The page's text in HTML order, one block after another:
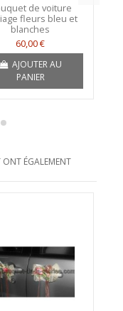
de voiture
fleurs bleu et
blanches
60,00 €
AJOUTER AU
PANIER
ONT ÉGALEMENT